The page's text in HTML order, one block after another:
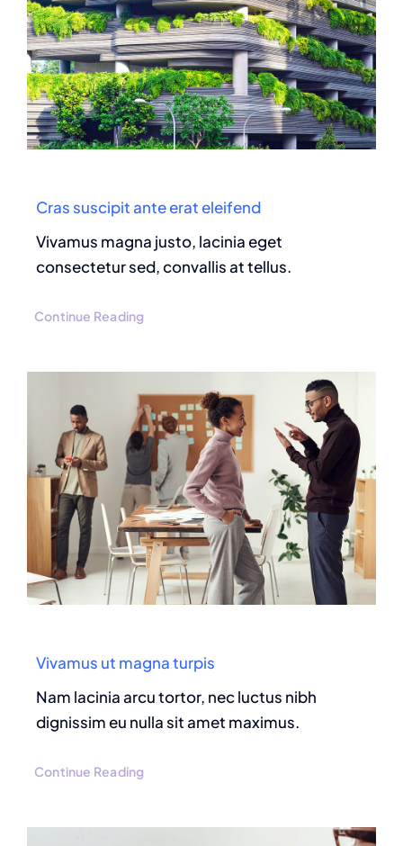
Cras suscipit ante erat eleifend
Vivamus magna justo, lacinia eget
consectetur sed, convallis at tellus.
Continue Reading
Vivamus ut magna turpis
Nam lacinia arcu tortor, nec luctus nibh
dignissim eu nulla sit amet maximus.
Continue Reading